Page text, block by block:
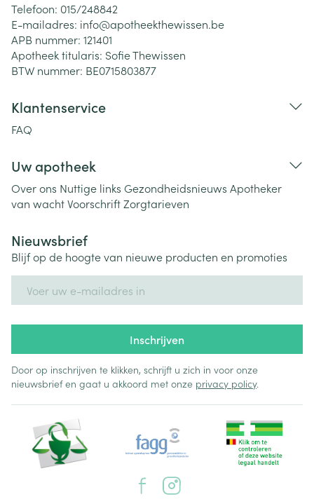
Telefoon: 015/248842
E-mailadres: info@apotheekthewissen.be
APB nummer: 121401
Apotheek titularis: Sofie Thewissen
BTW nummer: BE0715803877
Klantenservice
FAQ
Uw apotheek
Over ons Nuttige links Gezondheidsnieuws Apotheker
van wachtVoorschriftZorgtarieven
Nieuwsbrief
Blijf op de hoogte van nieuwe producten en promoties
Inschrijven
Door op inschrijven te klikken, schrijft u zich in voor onze
nieuwsbrief en gaat u akkoord met onze privacy policy.